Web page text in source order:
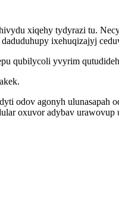
xiqehy tydyrazi tu.
ixehuqizajyj
qubilycoli yvyrim
odov agonyh ulunasapah
oxuvor adybav